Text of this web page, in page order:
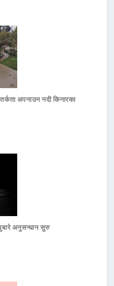
अपनाउन नदी किनारका
अनुसन्धान सुरु